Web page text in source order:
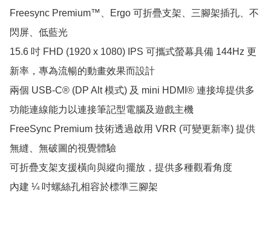
Freesync Premium™、Ergo 可折疊支架、三腳架插孔、不
閃屏、低藍光
15.6 吋 FHD (1920 x 1080) IPS 可攜式螢幕具備 144Hz 更
新率，專為流暢的動畫效果而設計
兩個 USB-C® (DP Alt 模式) 及 mini HDMI® 連接埠提供多
功能連線能力以連接筆記型電腦及遊戲主機
FreeSync Premium 技術透過啟用 VRR (可變更新率) 提供
無縫、無破圖的視覺體驗
可折疊支架支援橫向與縱向擺放，提供多種觀看角度
內建 ¼ 吋螺絲孔相容於標準三腳架